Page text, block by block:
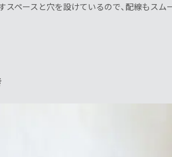
スペースと穴を設けているので、配線もスム